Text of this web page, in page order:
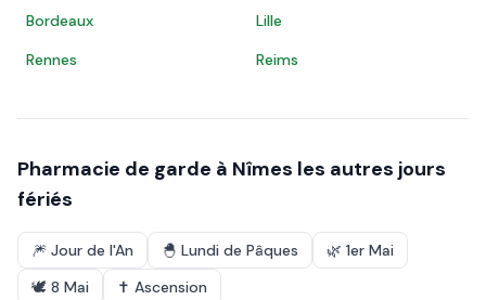
Bordeaux
Lille
Rennes
Reims
Pharmacie de garde à Nîmes les autres jours
fériés
🎆 Jour de l'An 🐣 Lundi de Pâques 🌿 1er Mai
🕊️ 8 Mai ✝️ Ascension